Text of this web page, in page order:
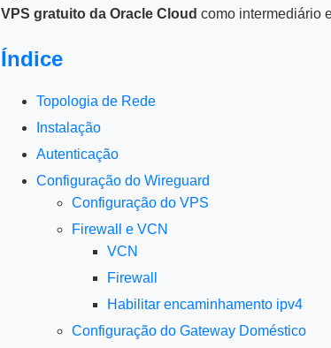
VPS gratuito da Oracle Cloud como intermediário
Índice
Topologia de Rede
Instalação
Autenticação
Configuração do Wireguard
Configuração do VPS
Firewall e VCN
VCN
Firewall
Habilitar encaminhamento ipv4
Configuração do Gateway Doméstico